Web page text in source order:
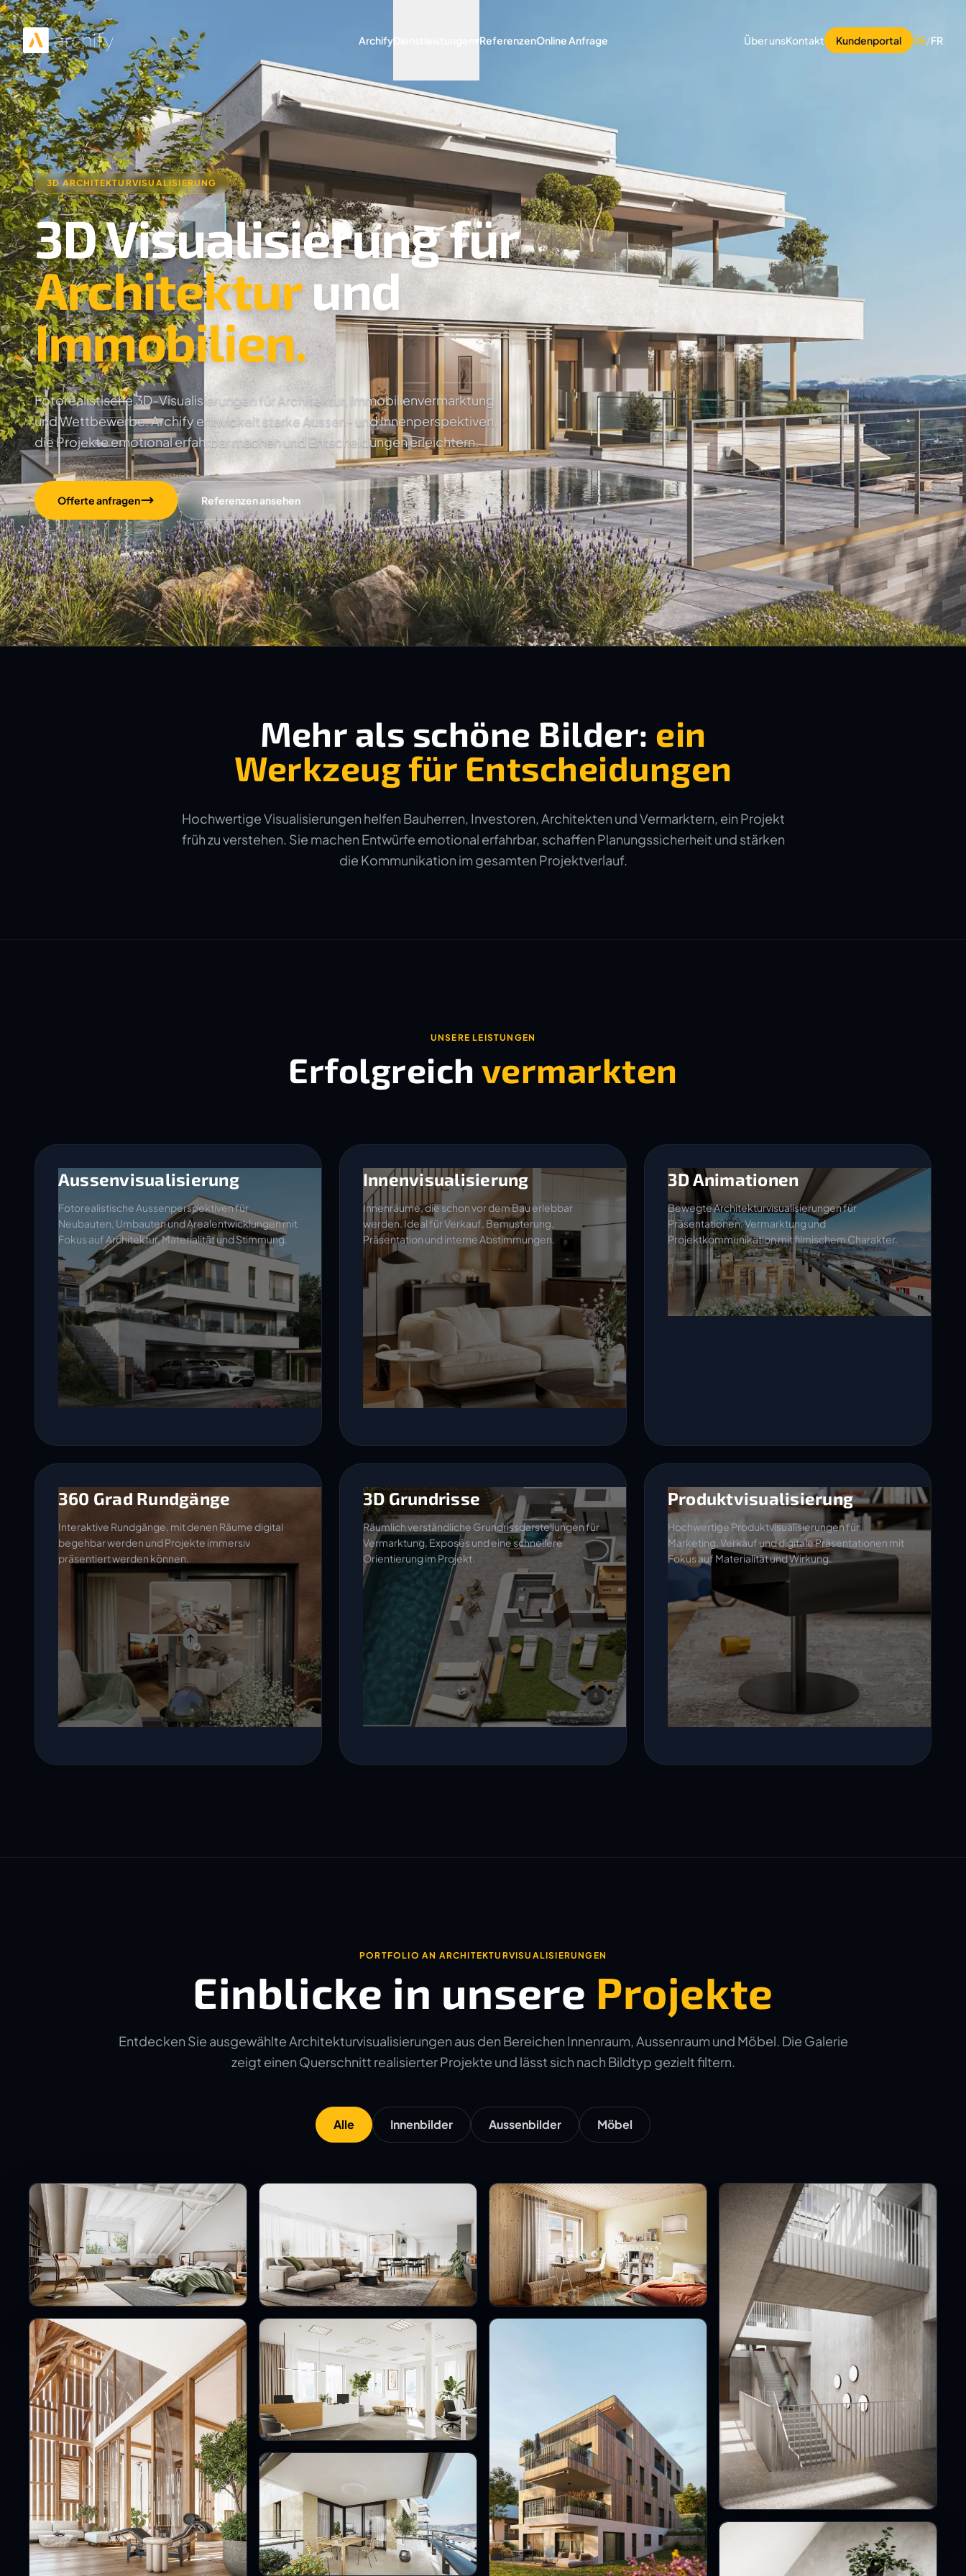
ArchifyDienstleistungen ReferenzenOnline Anfrage Über unsKontakt Kundenportal DE/FR
3D ARCHITEKTURVISUALISIERUNG
3D Visualisierung für
Architekturund
Immobilien.
Fotorealistische 3D-Visualisierungen für Architektur, Immobilienvermarktung
und Wettbewerbe. Archify entwickelt starke Aussen- und Innenperspektiven,
die Projekte emotional erfahrbar machen und Entscheidungen erleichtern.
Offerte anfragen Referenzen ansehen
Mehr als schöne Bilder: ein
Werkzeug für Entscheidungen
Hochwertige Visualisierungen helfen Bauherren, Investoren, Architekten und Vermarktern, ein Projekt
früh zu verstehen. Sie machen Entwürfe emotional erfahrbar, schaffen Planungssicherheit und stärken
die Kommunikation im gesamten Projektverlauf.
UNSERE LEISTUNGEN
Erfolgreich vermarkten
Aussenvisualisierung
Fotorealistische Aussenperspektiven für
Neubauten, Umbauten und Arealentwicklungen mit
Fokus auf Architektur, Materialität und Stimmung.
Innenvisualisierung
Innenräume, die schon vor dem Bau erlebbar
werden. Ideal für Verkauf, Bemusterung,
Präsentation und interne Abstimmungen.
3D Animationen
Bewegte Architekturvisualisierungen für
Präsentationen, Vermarktung und
Projektkommunikation mit filmischem Charakter.
360 Grad Rundgänge
Interaktive Rundgänge, mit denen Räume digital
begehbar werden und Projekte immersiv
präsentiert werden können.
3D Grundrisse
Räumlich verständliche Grundrissdarstellungen für
Vermarktung, Exposés und eine schnellere
Orientierung im Projekt.
Produktvisualisierung
Hochwertige Produktvisualisierungen für
Marketing, Verkauf und digitale Präsentationen mit
Fokus auf Materialität und Wirkung.
PORTFOLIO AN ARCHITEKTURVISUALISIERUNGEN
Einblicke in unsere Projekte
Entdecken Sie ausgewählte Architekturvisualisierungen aus den Bereichen Innenraum, Aussenraum und Möbel. Die Galerie
zeigt einen Querschnitt realisierter Projekte und lässt sich nach Bildtyp gezielt filtern.
Alle Innenbilder Aussenbilder Möbel